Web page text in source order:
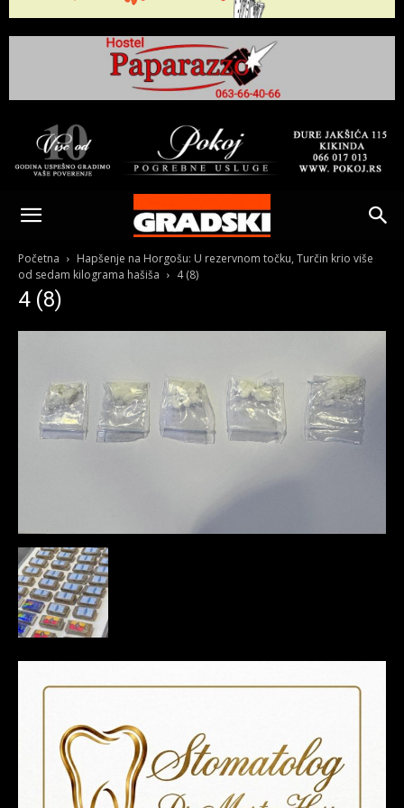
Gradski
Online
Kikinda
Početna
Hapšenje na Horgošu: U rezervnom točku, Turčin krio više
od sedam kilograma hašiša
4 (8)
4 (8)